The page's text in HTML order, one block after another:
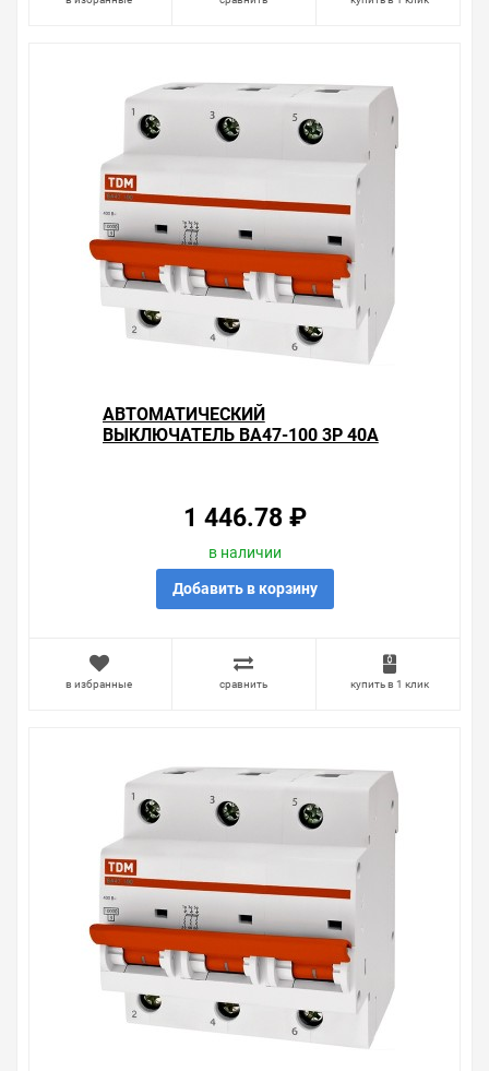
хочется.
соответствии с Законом Российской Федерации «О
защите прав потребителя». Это не значит, что нужно
тратить много времени на решение проблемы.
Правила, согласно которым урегулируется проблема,
очень простые. Мы просто заменяем некачественный
товар на то, который соответствует ожиданиям, или
возвращаем деньги.
Наличие Автоматический выключатель ВА47-100 3Р
35А 10кА характеристика С TDM (автомат) на складе
уточняйте у менеджера. Также можно получить
консультацию по тому, что мы продаем, узнать
преимущества конкретного товара, получить
информацию об отличительных особенностях товара,
из нашего ассортимента.
АВТОМАТИЧЕСКИЙ
ВЫКЛЮЧАТЕЛЬ ВА47-100 3Р 40А
1 446.78 ₽
в наличии
Добавить в корзину
в избранные сравнить купить в 1 клик